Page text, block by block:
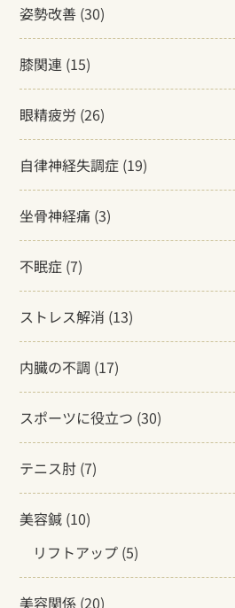
姿勢改善 (30)
膝関連 (15)
眼精疲労 (26)
自律神経失調症 (19)
坐骨神経痛 (3)
不眠症 (7)
ストレス解消 (13)
内臓の不調 (17)
スポーツに役立つ (30)
テニス肘 (7)
美容鍼 (10)
リフトアップ (5)
美容関係 (20)